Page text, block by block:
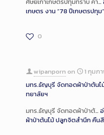
ศิษย์เก่าเกษตรปทุมทราบ ค่ำ…
เกษตร งาน “78 ปีเกษตรปทุม”
0
wipanporn on
1 กุมภ
มทร.ธัญบุรี จัดทอดผ้าป่าต้นไ
ทยาลัยฯ
มทร.ธัญบุรี จัดทอดผ้าป่าต้…
ผ้าป่าต้นไม้ ปลูกจิตสำนึก คืน